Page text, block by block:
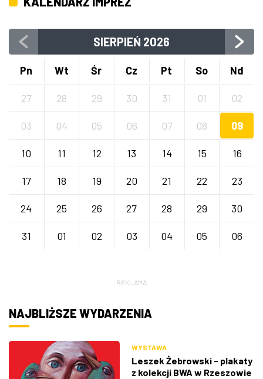
SIERPIEŃ 2026
Pn Wt Śr Cz Pt So Nd
27 28 29 30 31 01 02
03 04 05 06 07 08 09
10 11 12 13 14 15 16
17 18 19 20 21 22 23
24 25 26 27 28 29 30
31 01 02 03 04 05 06
REKLAMA
NAJBLIŻSZE WYDARZENIA
WYSTAWA
Leszek Żebrowski - plakaty
z kolekcji BWA w Rzeszowie